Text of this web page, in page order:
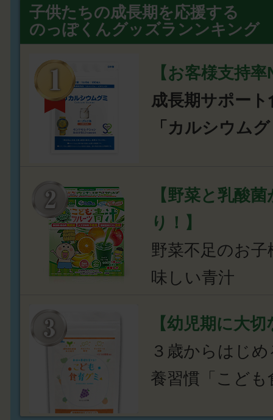
子供たちの成長期を応援する
のっぽくんグッズランンキング
【お客様支持
成長期サポート
「カルシウム
【野菜と乳酸
り！】
野菜不足のお
味しい青汁
【幼児期に大
３歳からはじ
養習慣「こども